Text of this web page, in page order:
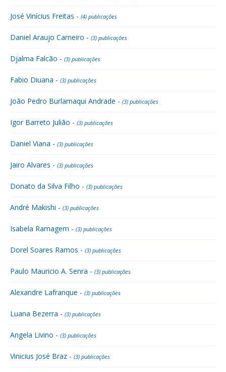
José Vinícius Freitas - (4) publicações
Daniel Araujo Carneiro - (3) publicações
Djalma Falcão - (3) publicações
Fabio Diuana - (3) publicações
João Pedro Burlamaqui Andrade - (3) publicações
Igor Barreto Julião - (3) publicações
Daniel Viana - (3) publicações
Jairo Alvares - (3) publicações
Donato da Silva Filho - (3) publicações
André Makishi - (3) publicações
Isabela Ramagem - (3) publicações
Dorel Soares Ramos - (3) publicações
Paulo Mauricio A. Senra - (3) publicações
Alexandre Lafranque - (3) publicações
Luana Bezerra - (3) publicações
Angela Livino - (3) publicações
Vinicius José Braz - (3) publicações